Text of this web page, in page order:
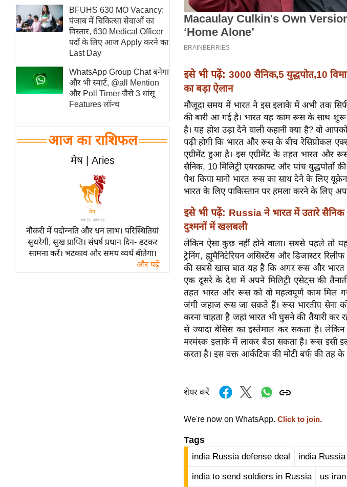
विश्लेषण
समसामयिक
मातृभूमि
स्तंभ
एम.
आर.
चाय पर
समीक्षा
व्रत
त्योहार
राशिफल
विशेष
BFUHS 630 MO Vacancy:
पंजाब में चिकित्सा सेवाओं का
विस्तार, 630 Medical Officer
पदों के लिए आज Apply करने का
Last Day
WhatsApp Group Chat बनेगा
और भी स्मार्ट, @all Mention
और Poll Timer जैसे 3 धांसू
Features लॉन्च
आज का राशिफल
मेष | Aries
नौकरी में पदोन्नति और धन लाभ। परिस्थितियां
सुधरेगी, सुख प्राप्ति। संघर्ष प्रधान दिन- डटकर
सामना करें। भटकाव और समय व्यर्थ बीतेगा।
और पढ़ें
इसे भी पढ़ें: 3000 सैनिक,5 युद्धपोत,10
का बड़ा ऐलान
मौजूदा समय में भारत ने इस इलाके में अभी तक
की बारी आ गई है। भारत यह काम रूस के साथ
है। यह होश उड़ा देने वाली कहानी क्या है? वो
पढ़ी होगी कि भारत और रूस के बीच रेसिप्रोकल
एग्रीमेंट हुआ है। इस एग्रीमेंट के तहत भारत
सैनिक, 10 मिलिट्री एयरक्राफ्ट और पांच
पेश किया मानो भारत रूस का साथ देने के लिए
भारत के लिए पाकिस्तान पर हमला करने के लिए
इसे भी पढ़ें: Russia ने भारत में उतारे सैनिक
दुश्मनों में खलबली
लेकिन ऐसा कुछ नहीं होने वाला। सबसे पहले तो
ट्रेनिंग, ह्यूमैनिटेरियन असिस्टेंस और डिजास्टर
की सबसे खास बात यह है कि अगर रूस और भारत
एक दूसरे के देश में अपने मिलिट्री एसेट्स की
तहत भारत और रूस को वो महत्वपूर्ण काम मिल
जंगी जहाज रूस जा सकते हैं। रूस भारतीय सेना
करना चाहता है जहां भारत भी घुसने की तैयारी
से ज्यादा बेसिस का इस्तेमाल कर सकता है।
मरमंस्क इलाके में लाकर बैठा सकता है। रूस इसी
करता है। इस वक्त आर्कटिक की मोटी बर्फ की तह के
शेयर करें
We're now on WhatsApp. Click to join.
Tags
india Russia defense deal india
india to send soldiers in Russia us